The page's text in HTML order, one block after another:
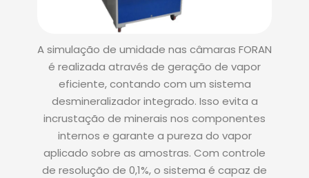
A simulação de umidade nas câmaras FORAN
é realizada através de geração de vapor
eficiente, contando com um sistema
desmineralizador integrado. Isso evita a
incrustação de minerais nos componentes
internos e garante a pureza do vapor
aplicado sobre as amostras. Com controle
de resolução de 0,1%, o sistema é capaz de